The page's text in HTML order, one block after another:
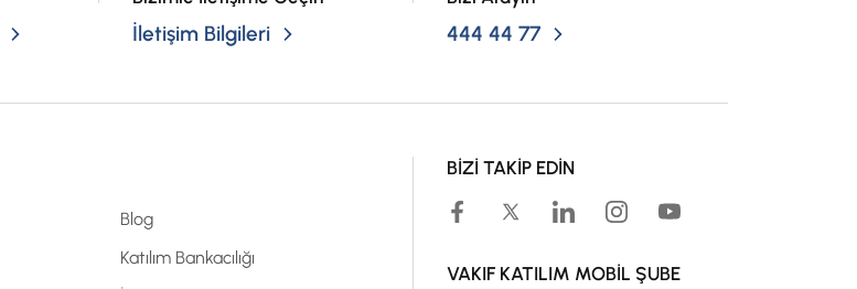
payı tutarı > = kur farkı ise banka tarafından hesap sahibine TL anapara + kâr
İletişim Bilgileri 444 44 77
Blog
Katılım Bankacılığı
BİZİ TAKİP EDİN
VAKIF KATILIM MOBİL ŞUBE